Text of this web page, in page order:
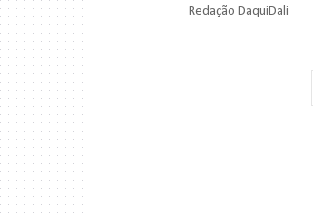
Redação DaquiDali